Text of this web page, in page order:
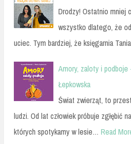
Drodzy! Ostatnio mniej
wszystko dlatego, że
uciec. Tym bardziej, że księgarnia
Amory, zaloty i podboje
Łepkowska
Świat zwierząt, to
ludzi. Od lat człowiek próbuje zgłębić
których spotykamy w lesie… Read